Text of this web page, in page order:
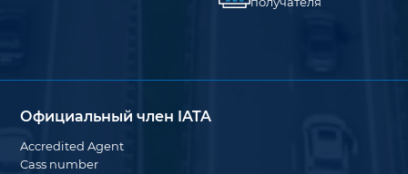
Официальный член IATA
Accredited Agent
Cass number